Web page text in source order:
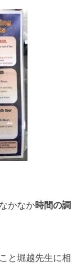
かなか時間の調
と堀越先生に相